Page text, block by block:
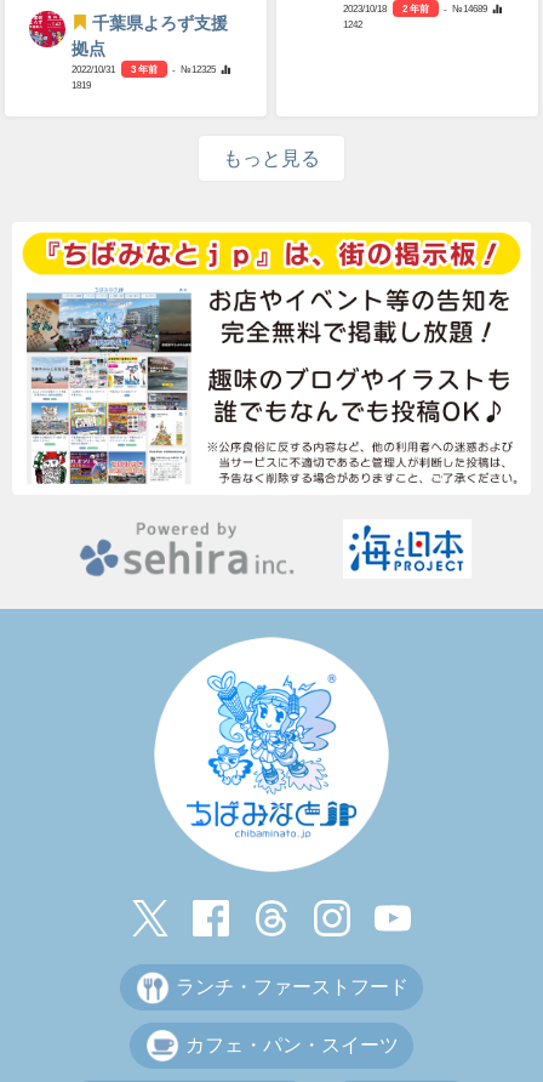
千葉県よろず支援
拠点
2022/10/31 3 年前
- №12325
1819
2023/10/18 2 年前
- №14689
1242
もっと見る
ランチ・ファーストフード
カフェ・パン・スイーツ